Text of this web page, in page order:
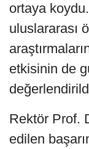
ortaya
uluslararası
etkisinin de
Rektör Prof.
edilen